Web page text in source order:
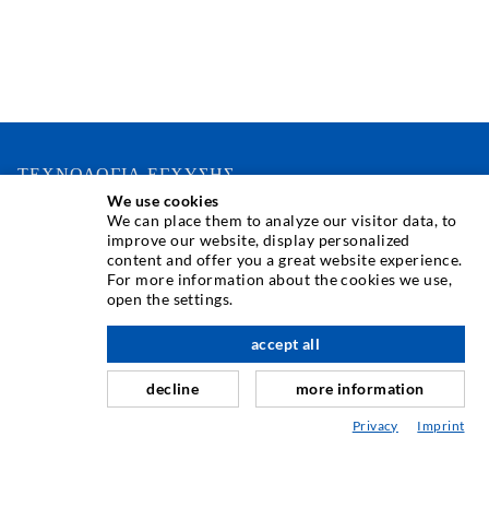
ΤΕΧΝΟΛΟΓΙΑ ΕΓΧΥΣΗΣ
Εγχύσεις σε ρωγμές
Οριζόντια σφράγιση
Έγχυση τοιχοποιίας / κουρτίνας
Ορυχεία και Τούνελ
Συστήματα αγκύρωσης
We use cookies
We can place them to analyze our visitor data, to
improve our website, display personalized
content and offer you a great website experience.
For more information about the cookies we use,
open the settings.
decline
accept all
more information
Privacy Imprint